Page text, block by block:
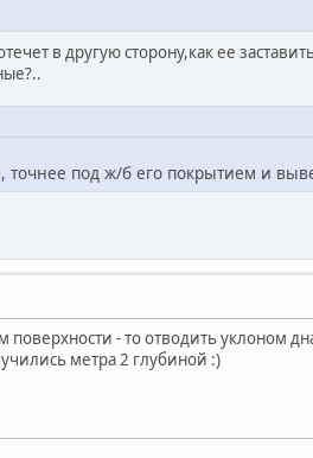
в другую сторону,как ее
точнее под ж/б его покрытием и
- то отводить уклоном
метра 2 глубиной :)